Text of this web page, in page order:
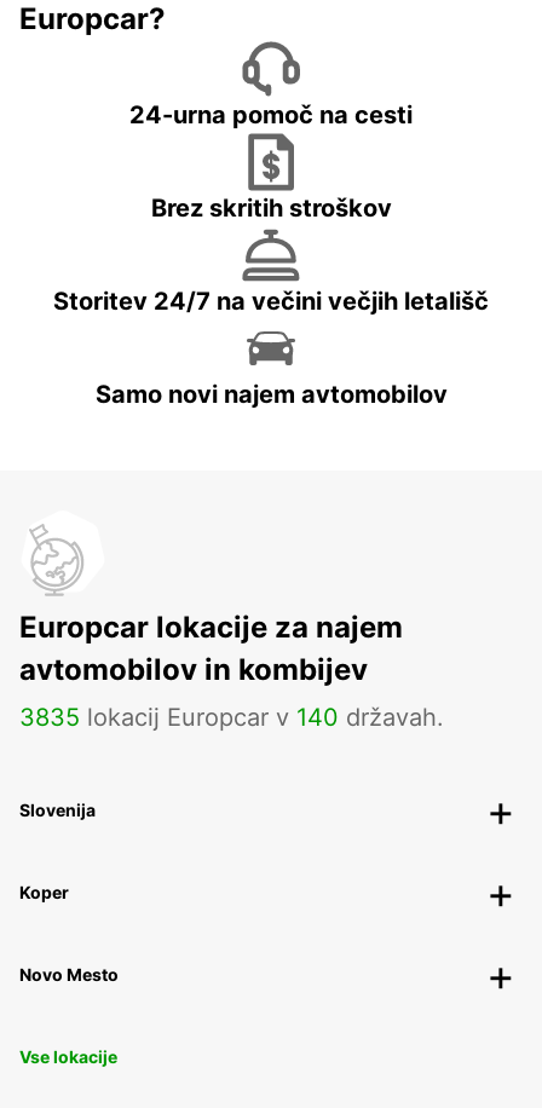
Europcar?
24-urna pomoč na cesti
Brez skritih stroškov
Storitev 24/7 na večini večjih letališč
Samo novi najem avtomobilov
Europcar lokacije za najem
avtomobilov in kombijev
3835 lokacij Europcar v 140 državah.
Slovenija
Koper
Novo Mesto
Vse lokacije